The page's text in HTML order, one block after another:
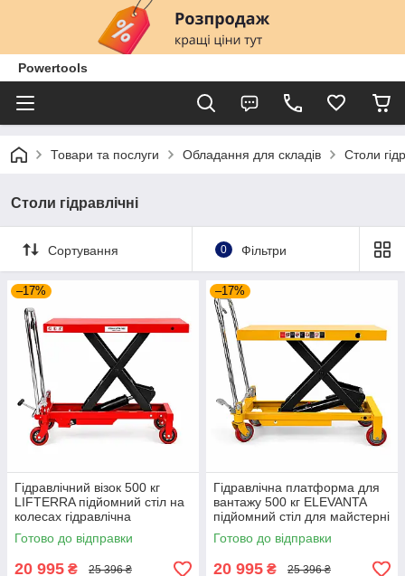
Powertools
Товари та послуги Обладання для складів Столи
Столи гідравлічні
Сортування 0 Фільтри
–17%
Гідравлічний візок 500 кг
LIFTERRA підйомний стіл на
колесах гідравлічна
платформа для вантажу
Готово до відправки
20 995 ₴ 25 396 ₴
–17%
Гідравлічна платформа для
вантажу 500 кг ELEVANTA
підйомний стіл для майстерні
стіл підйомний пересувний
Готово до відправки
20 995 ₴ 25 396 ₴